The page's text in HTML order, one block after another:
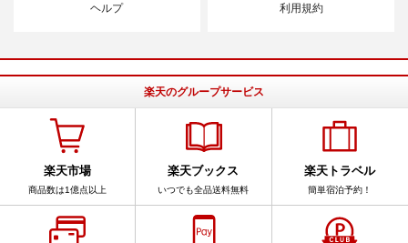
ヘルプ 利用規約
楽天のグループサービス
楽天市場
商品数は1億点以上
楽天ブックス
いつでも全品送料無料
楽天トラベル
簡単宿泊予約！